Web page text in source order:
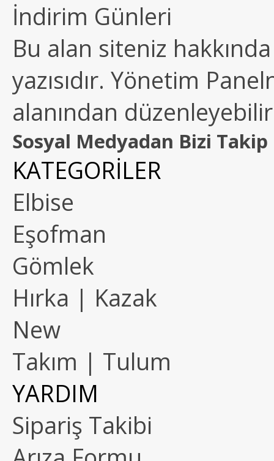
İndirim Günleri
Bu alan siteniz
yazısıdır. Yönetim
alanından
Sosyal Medyadan Bizi Takip
KATEGORİLER
Elbise
Eşofman
Gömlek
Hırka | Kazak
New
Takım | Tulum
YARDIM
Sipariş Takibi